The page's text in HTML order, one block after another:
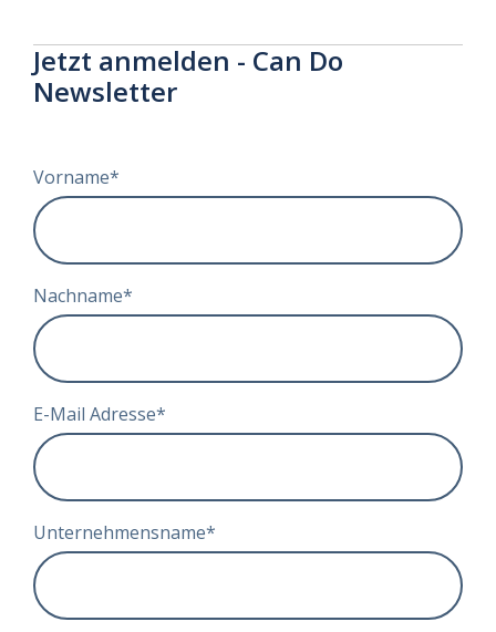
Jetzt anmelden - Can Do
Newsletter
Vorname*
Nachname*
E-Mail Adresse*
Unternehmensname*